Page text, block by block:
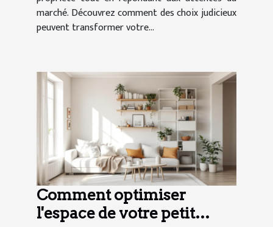
marché. Découvrez comment des choix judicieux
peuvent transformer votre...
Comment optimiser
l'espace de votre petit